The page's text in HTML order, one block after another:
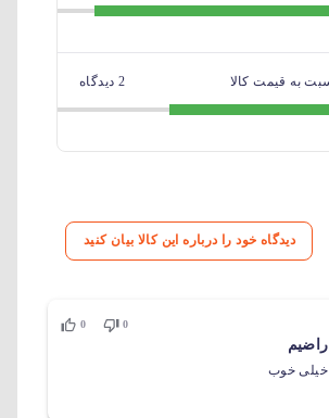
به قیمت کالا 2 دیدگاه
دیدگاه خود را درباره این کالا بیان کنید
0
0
راضیم
خیلی خوب